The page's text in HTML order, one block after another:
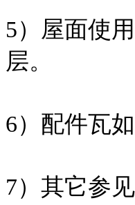
5）屋面使
层。
6）配件瓦
7）其它参